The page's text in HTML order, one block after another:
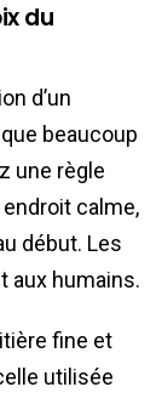
du
d’un
beaucoup
une règle
calme,
début. Les
aux humains.
fine et
utilisée